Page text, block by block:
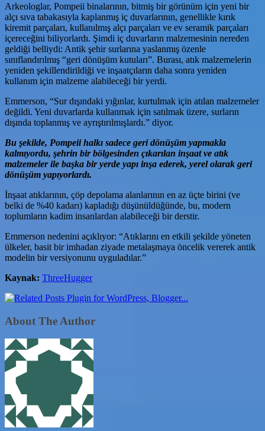
Arkeologlar, Pompeii binalarının, bitmiş bir görünüm için yeni bir
alçı sıva tabakasıyla kaplanmış iç duvarlarının, genellikle kırık
kiremit parçaları, kullanılmış alçı parçaları ve ev seramik parçaları
içereceğini biliyorlardı. Şimdi iç duvarların malzemesinin nereden
geldiği belliydi: Antik şehir surlarına yaslanmış özenle
sınıflandırılmış “geri dönüşüm kutuları”. Burası, atık malzemelerin
yeniden şekillendirildiği ve inşaatçıların daha sonra yeniden
kullanım için malzeme alabileceği bir yerdi.
Emmerson, “Sur dışındaki yığınlar, kurtulmak için atılan malzemeler
değildi. Yeni duvarlarda kullanmak için satılmak üzere, surların
dışında toplanmış ve ayrıştırılmışlardı.” diyor.
Bu şekilde, Pompeii halkı sadece geri dönüşüm yapmakla
kalmıyordu, şehrin bir bölgesinden çıkarılan inşaat ve atık
malzemeler ile başka bir yerde yapı inşa ederek, yerel olarak geri
dönüşüm yapıyorlardı.
İnşaat atıklarının, çöp depolama alanlarının en az üçte birini (ve
belki de %40 kadarı) kapladığı düşünüldüğünde, bu, modern
toplumların kadim insanlardan alabileceği bir derstir.
Emmerson nedenini açıklıyor: “Atıklarını en etkili şekilde yöneten
ülkeler, basit bir imhadan ziyade metalaşmaya öncelik vererek antik
modelin bir versiyonunu uyguladılar.”
Kaynak: ThreeHugger
About The Author